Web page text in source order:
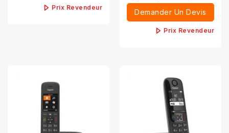
Prix Revendeur
Demander Un Devis
Prix Revendeur